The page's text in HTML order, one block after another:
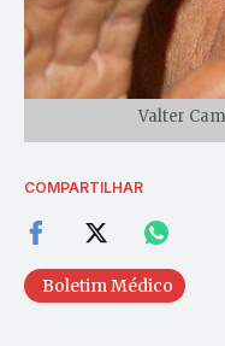
Valter
COMPARTILHAR
Boletim Médico